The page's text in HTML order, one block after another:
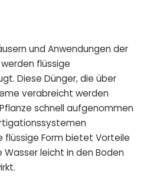
und Anwendungen der
flüssige
Diese Dünger, die über
verabreicht werden
schnell aufgenommen
flüssige Form bietet Vorteile
Wasser leicht in den Boden